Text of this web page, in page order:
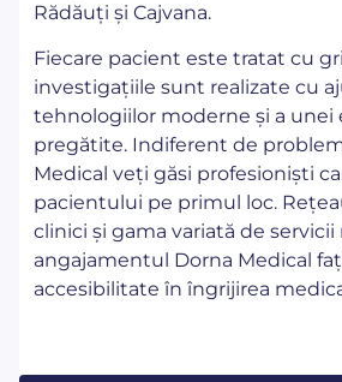
Rădăuți și Cajvana.
Fiecare pacient este tratat cu
investigațiile sunt realizate cu
tehnologiilor moderne și a unei
pregătite. Indiferent de
Medical veți găsi profesioniști
pacientului pe primul loc.
clinici și gama variată de servicii
angajamentul Dorna Medical
accesibilitate în îngrijirea